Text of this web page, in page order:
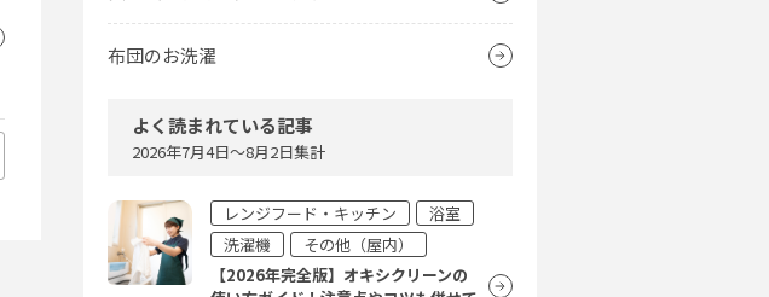
布団のお洗濯
よく読まれている記事
2026年7月4日〜8月2日集計
レンジフード・キッチン
浴室
洗濯機
その他（屋内）
【2026年完全版】オキシクリーンの